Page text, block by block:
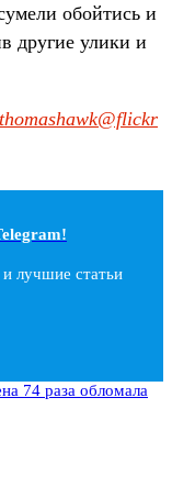
обойтись и
другие улики и
thomashawk@flickr
лучшие статьи
74 раза обломала